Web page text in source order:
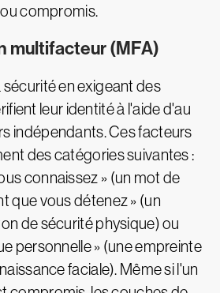
compromis.
multifacteur (MFA)
sécurité en exigeant des
leur identité à l'aide d'au
indépendants. Ces facteurs
des catégories suivantes :
connaissez » (un mot de
que vous détenez » (un
de sécurité physique) ou
personnelle » (une empreinte
faciale). Même si l'un